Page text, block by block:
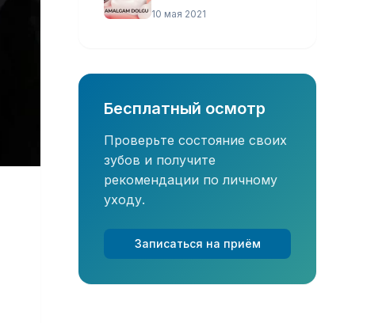
10 мая 2021
Бесплатный осмотр
Проверьте состояние своих
зубов и получите
рекомендации по личному
уходу.
Записаться на приём